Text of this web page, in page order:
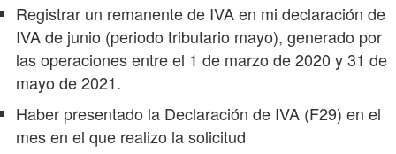
Registrar un remanente de IVA en mi declaración de
IVA de junio (periodo tributario mayo), generado por
las operaciones entre el 1 de marzo de 2020 y 31 de
mayo de 2021.
Haber presentado la Declaración de IVA (F29) en el
mes en el que realizo la solicitud